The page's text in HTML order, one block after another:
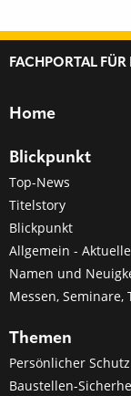
FACHPORTAL
Home
Blickpunkt
Top-News
Titelstory
Blickpunkt
Allgemein -
Namen und
Messen, Seminare,
Themen
Persönlicher Schutz
Baustellen-